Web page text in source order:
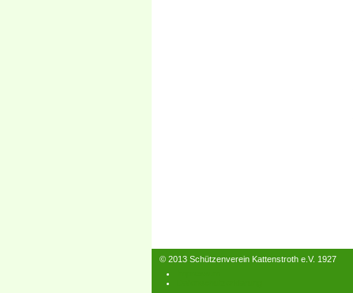
© 2013 Schützenverein Kattenstroth e.V. 1927